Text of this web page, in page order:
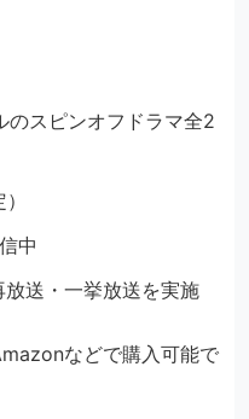
のスピンオフドラマ全2
中
送・一挙放送を実施
などで購入可能で